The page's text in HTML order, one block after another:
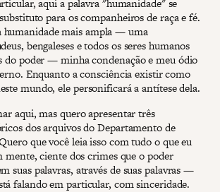
aqui a palavra "humanidade" se
para os companheiros de raça e fé.
humanidade mais ampla — uma
bengaleses e todos os seres humanos
do poder — minha condenação e meu ódio
Enquanto a consciência existir como
mundo, ele personificará a antítese dela.
aqui, mas quero apresentar três
dos arquivos do Departamento de
que você leia isso com tudo o que eu
mente, ciente dos crimes que o poder
suas palavras, através de suas palavras —
falando em particular, com sinceridade.